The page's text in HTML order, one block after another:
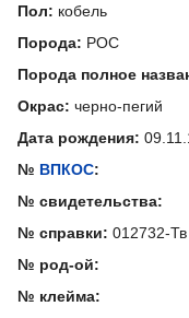
Пол: кобель
Порода: РОС
Порода полное
Окрас: черно-пегий
Дата рождения:
№ ВПКОС:
№ свидетельства:
№ справки: 012732-Тв
№ род-ой:
№ клейма: